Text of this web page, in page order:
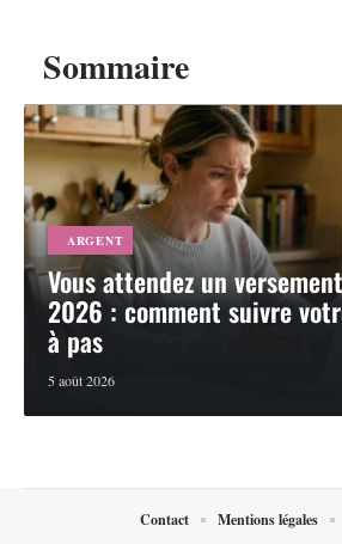
Sommaire
ARGENT
Vous attendez un
2026 : comment suivre
à pas
5 août 2026
Contact Mentions légales